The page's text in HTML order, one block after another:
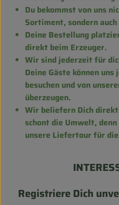
Du bekommst von uns
Sortiment, sondern
Deine Bestellung
direkt beim Erzeuger.
Wir sind jederzeit für
Deine Gäste können
besuchen und von
überzeugen.
Wir beliefern Dich
schont die Umwelt,
unsere Liefertour für
Registriere Dich